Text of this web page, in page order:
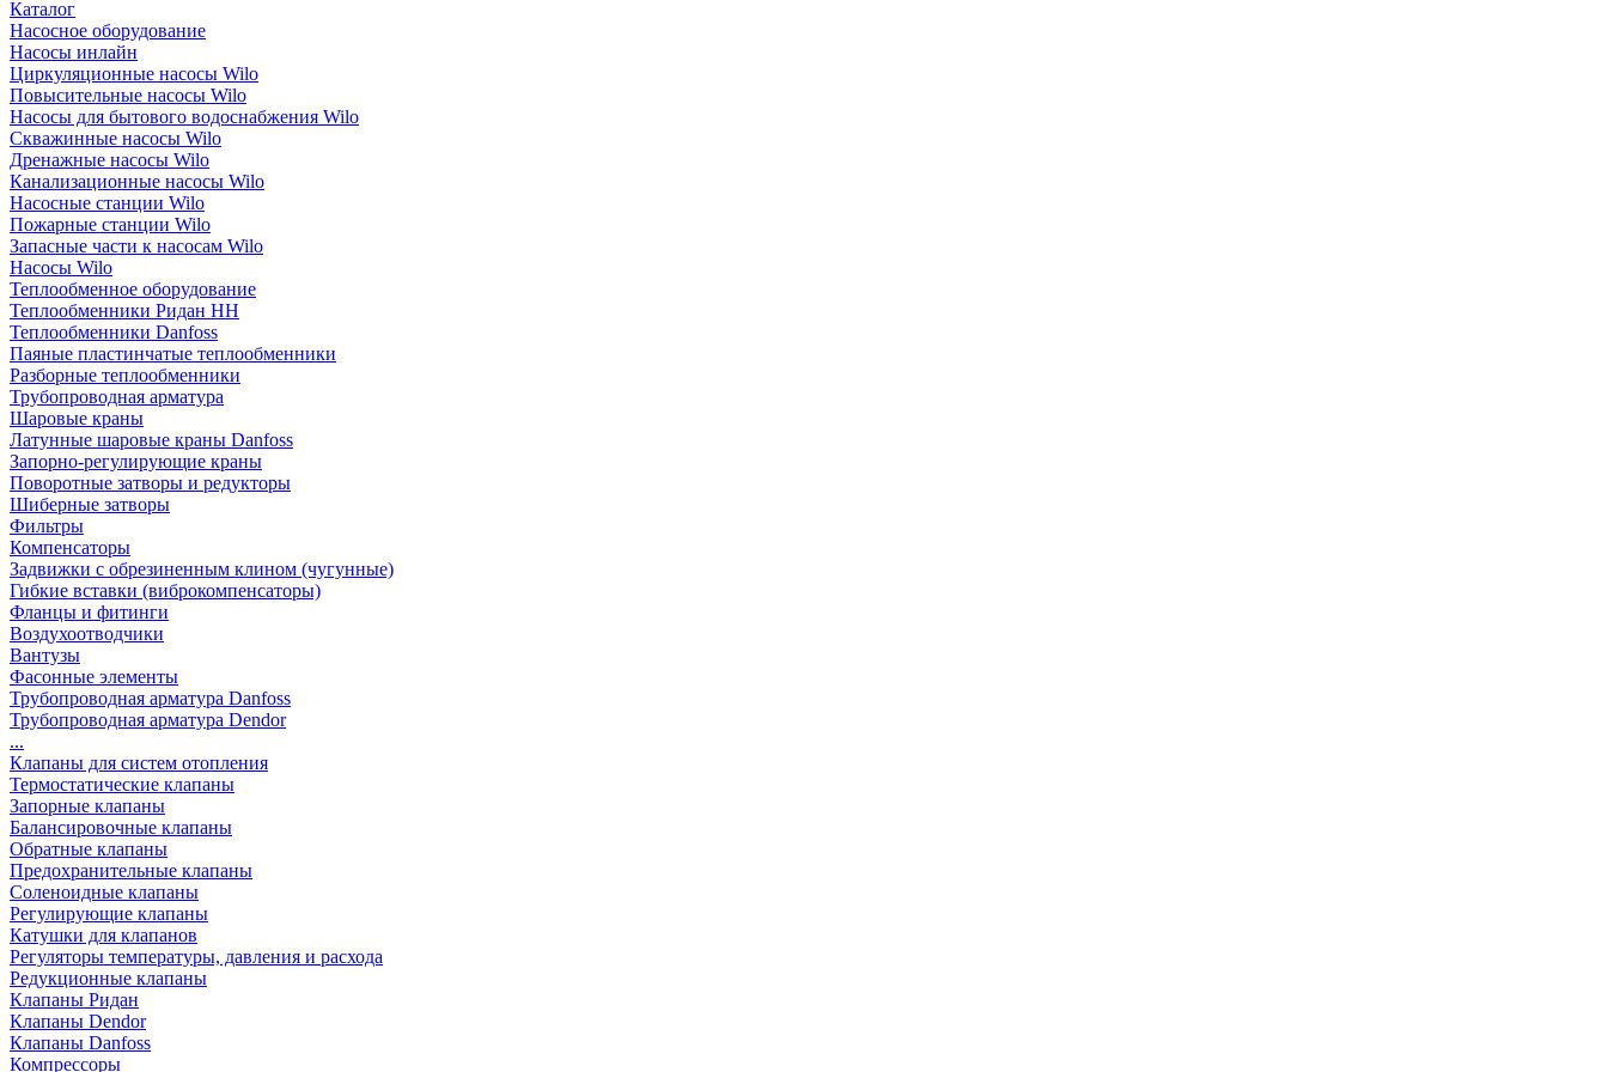
Каталог
Насосное оборудование
Насосы инлайн
Циркуляционные насосы Wilo
Повысительные насосы Wilo
Насосы для бытового водоснабжения Wilo
Скважинные насосы Wilo
Дренажные насосы Wilo
Канализационные насосы Wilo
Насосные станции Wilo
Пожарные станции Wilo
Запасные части к насосам Wilo
Насосы Wilo
Теплообменное оборудование
Теплообменники Ридан НН
Теплообменники Danfoss
Паяные пластинчатые теплообменники
Разборные теплообменники
Трубопроводная арматура
Шаровые краны
Латунные шаровые краны Danfoss
Запорно-регулирующие краны
Поворотные затворы и редукторы
Шиберные затворы
Фильтры
Компенсаторы
Задвижки с обрезиненным клином (чугунные)
Гибкие вставки (виброкомпенсаторы)
Фланцы и фитинги
Воздухоотводчики
Вантузы
Фасонные элементы
Трубопроводная арматура Danfoss
Трубопроводная арматура Dendor
...
Клапаны для систем отопления
Термостатические клапаны
Запорные клапаны
Балансировочные клапаны
Обратные клапаны
Предохранительные клапаны
Соленоидные клапаны
Регулирующие клапаны
Катушки для клапанов
Регуляторы температуры, давления и расхода
Редукционные клапаны
Клапаны Ридан
Клапаны Dendor
Клапаны Danfoss
Компрессоры